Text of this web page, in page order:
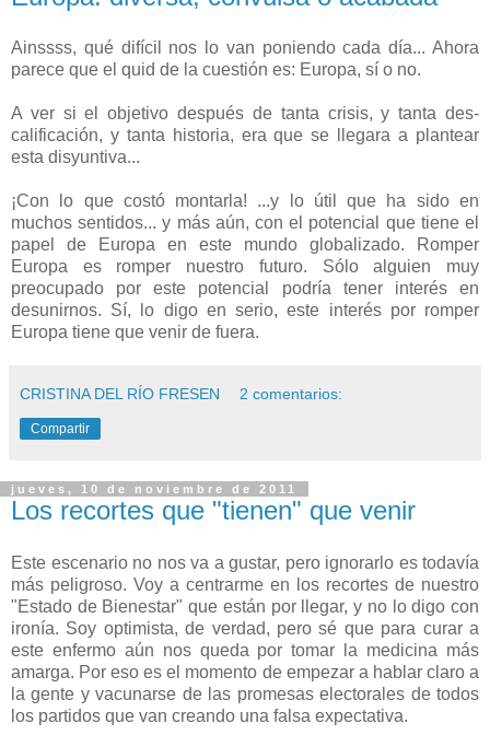
Ainssss, qué difícil nos lo van poniendo cada día... Ahora
parece que el quid de la cuestión es: Europa, sí o no.
A ver si el objetivo después de tanta crisis, y tanta des-
calificación, y tanta historia, era que se llegara a plantear
esta disyuntiva...
¡Con lo que costó montarla! ...y lo útil que ha sido en
muchos sentidos... y más aún, con el potencial que tiene el
papel de Europa en este mundo globalizado. Romper
Europa es romper nuestro futuro. Sólo alguien muy
preocupado por este potencial podría tener interés en
desunirnos. Sí, lo digo en serio, este interés por romper
Europa tiene que venir de fuera.
CRISTINA DEL RÍO FRESEN 2 comentarios:
Compartir
jueves, 10 de noviembre de 2011
Los recortes que "tienen" que venir
Este escenario no nos va a gustar, pero ignorarlo es todavía
más peligroso. Voy a centrarme en los recortes de nuestro
"Estado de Bienestar" que están por llegar, y no lo digo con
ironía. Soy optimista, de verdad, pero sé que para curar a
este enfermo aún nos queda por tomar la medicina más
amarga. Por eso es el momento de empezar a hablar claro a
la gente y vacunarse de las promesas electorales de todos
los partidos que van creando una falsa expectativa.